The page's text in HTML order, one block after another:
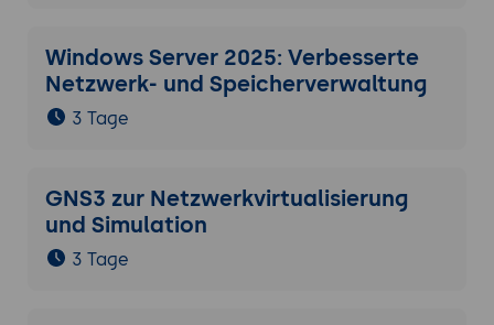
Windows Server 2025: Verbesserte
Netzwerk- und Speicherverwaltung
3 Tage
GNS3 zur Netzwerkvirtualisierung
und Simulation
3 Tage